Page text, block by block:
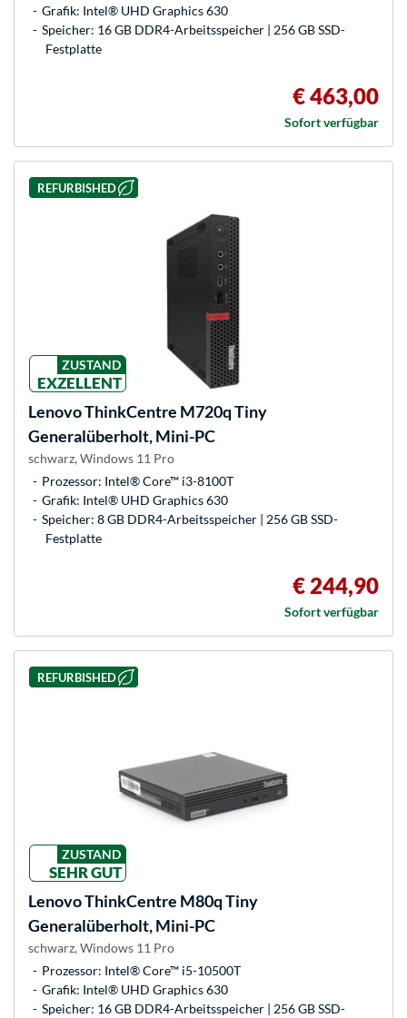
Grafik: Intel® UHD Graphics 630
Speicher: 16 GB DDR4-Arbeitsspeicher | 256 GB SSD-
Festplatte
€ 463,00
Sofort verfügbar
REFURBISHED
ZUSTAND
EXZELLENT
LenovoThinkCentre M720q Tiny
Generalüberholt, Mini-PC
schwarz, Windows 11 Pro
Prozessor: Intel® Core™ i3-8100T
Grafik: Intel® UHD Graphics 630
Speicher: 8 GB DDR4-Arbeitsspeicher | 256 GB SSD-
Festplatte
€ 244,90
Sofort verfügbar
REFURBISHED
ZUSTAND
SEHR GUT
LenovoThinkCentre M80q Tiny
Generalüberholt, Mini-PC
schwarz, Windows 11 Pro
Prozessor: Intel® Core™ i5-10500T
Grafik: Intel® UHD Graphics 630
Speicher: 16 GB DDR4-Arbeitsspeicher | 256 GB SSD-